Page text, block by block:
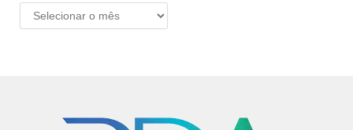
ARQUIVO